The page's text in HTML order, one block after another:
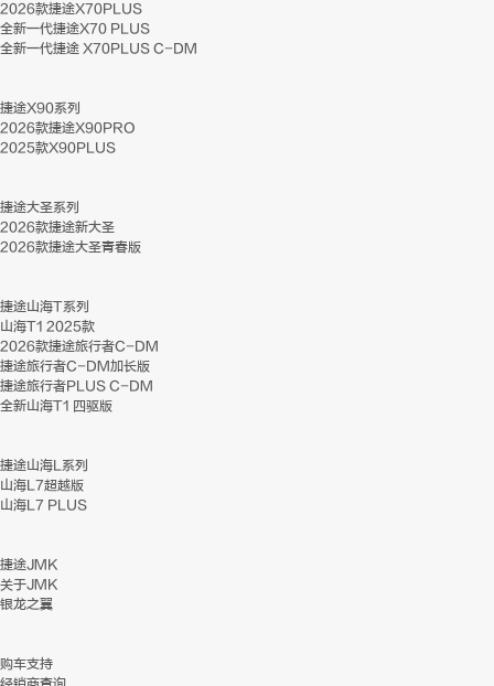
2026款捷途X70PLUS
全新一代捷途X70 PLUS
全新一代捷途 X70PLUS C-DM
捷途X90系列
2026款捷途X90PRO
2025款X90PLUS
捷途大圣系列
2026款捷途新大圣
2026款捷途大圣青春版
捷途山海T系列
山海T1 2025款
2026款捷途旅行者C-DM
捷途旅行者C-DM加长版
捷途旅行者PLUS C-DM
全新山海T1 四驱版
捷途山海L系列
山海L7超越版
山海L7 PLUS
捷途JMK
关于JMK
银龙之翼
购车支持